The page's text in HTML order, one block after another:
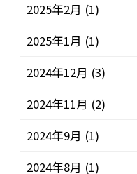
2025年2月 (1)
2025年1月 (1)
2024年12月 (3)
2024年11月 (2)
2024年9月 (1)
2024年8月 (1)